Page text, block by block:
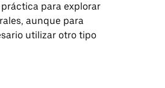
para explorar
aunque para
utilizar otro tipo